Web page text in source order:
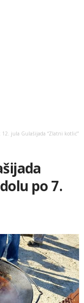
12. jula Gulašijada “Zlatni kotlić”
po 7.